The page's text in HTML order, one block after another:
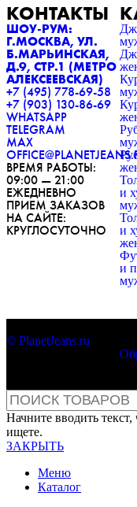
КОНТАКТЫ
ШОУ-РУМ:
Г.МОСКВА, УЛ.
Б.МАРЬИНСКАЯ,
Д.9, СТР.1 (МЕТРО
АЛЕКСЕЕВСКАЯ)
+7 (495) 778-69-58
+7 (903) 130-86-69
WHATSAPP
TELEGRAM
MAX
ВРЕМЯ РАБОТЫ:
09:00 — 21:00
ЕЖЕДНЕВНО
ПРИЕМ ЗАКАЗОВ
НА САЙТЕ:
КРУГЛОСУТОЧНО
и
и
и
© PlanetJeans.ru
Начните вводить
ищете.
ЗАКРЫТЬ
Меню
Каталог